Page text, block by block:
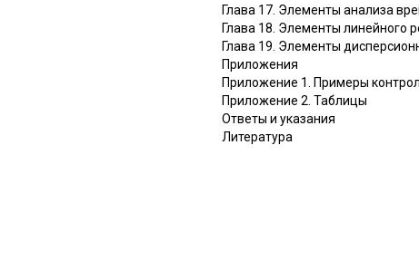
Глава 17. Элементы анализа
Глава 18. Элементы линейного
Глава 19. Элементы
Приложения
Приложение 1. Примеры
Приложение 2. Таблицы
Ответы и указания
Литература